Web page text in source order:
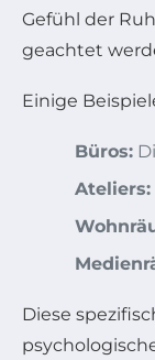
Gefühl der
geachtet
Einige
Büros:
Ateliers:
Diese